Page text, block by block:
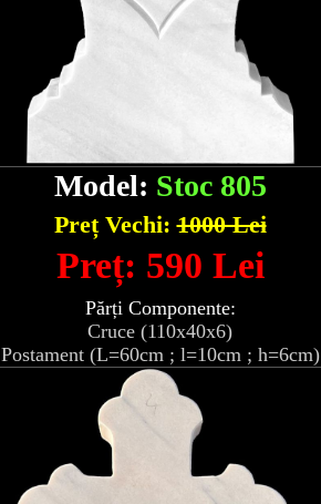
Model: Stoc 805
Preț Vechi:1000 Lei
Preț: 590 Lei
Părți Componente:
Cruce (110x40x6)
Postament (L=60cm ; l=10cm ; h=6cm)